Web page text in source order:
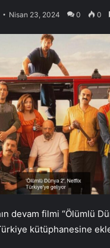
Nisan 23, 2024 0 0
devam filmi “Ölümlü
kütüphanesine